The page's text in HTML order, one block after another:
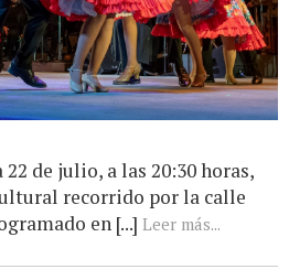
de julio, a las 20:30 horas,
recorrido por la calle
en [...] Leer más...